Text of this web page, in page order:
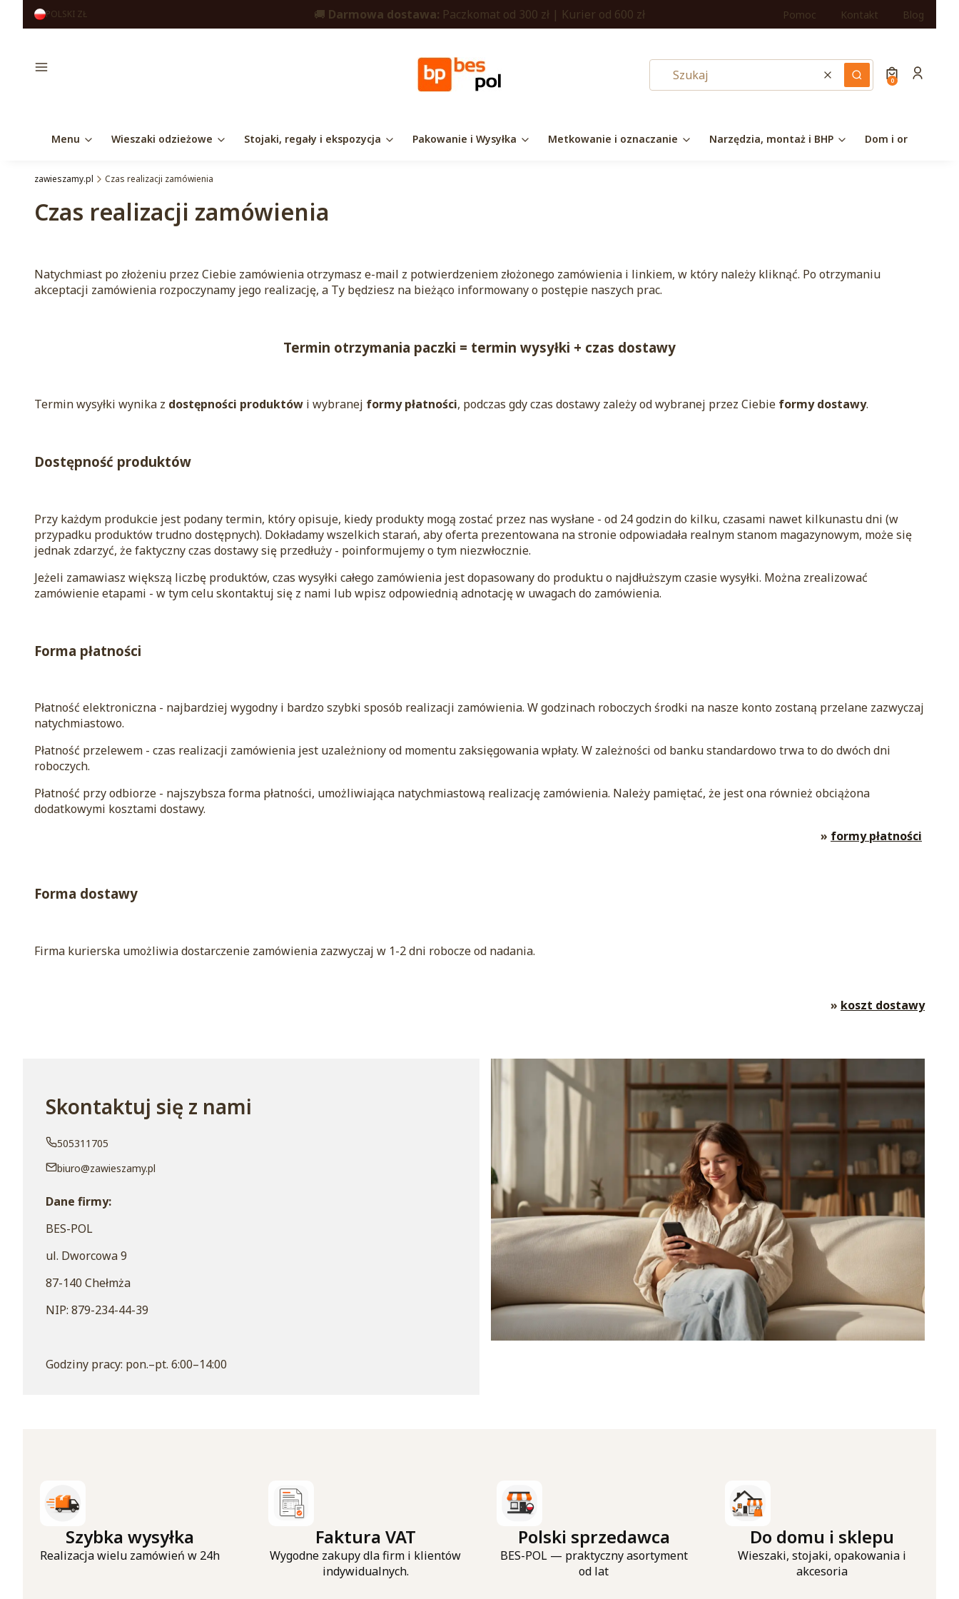
POLSKI ZŁ 🚚 Darmowa dostawa: Paczkomat od 300 zł | Kurier od 600 zł Pomoc Kontakt Blog
Menu
WyczyśćSzukajProdukty w
KoszykZaloguj
Menu Wieszaki odzieżowe Stojaki, regały i ekspozycja Pakowanie i Wysyłka Metkowanie i oznaczanie Narzędzia, montaż i BHP Dom i organizacja
zawieszamy.pl Czas realizacji zamówienia
Czas realizacji zamówienia
Natychmiast po złożeniu przez Ciebie zamówienia otrzymasz e-mail z potwierdzeniem złożonego zamówienia i linkiem, w który należy kliknąć. Po otrzymaniu
akceptacji zamówienia rozpoczynamy jego realizację, a Ty będziesz na bieżąco informowany o postępie naszych prac.
Termin otrzymania paczki = termin wysyłki + czas dostawy
Termin wysyłki wynika z dostępności produktów i wybranej formy płatności, podczas gdy czas dostawy zależy od wybranej przez Ciebie formy dostawy.
Dostępność produktów
Przy każdym produkcie jest podany termin, który opisuje, kiedy produkty mogą zostać przez nas wysłane - od 24 godzin do kilku, czasami nawet kilkunastu dni (w
przypadku produktów trudno dostępnych). Dokładamy wszelkich starań, aby oferta prezentowana na stronie odpowiadała realnym stanom magazynowym, może się
jednak zdarzyć, że faktyczny czas dostawy się przedłuży - poinformujemy o tym niezwłocznie.
Jeżeli zamawiasz większą liczbę produktów, czas wysyłki całego zamówienia jest dopasowany do produktu o najdłuższym czasie wysyłki. Można zrealizować
zamówienie etapami - w tym celu skontaktuj się z nami lub wpisz odpowiednią adnotację w uwagach do zamówienia.
Forma płatności
Płatność elektroniczna - najbardziej wygodny i bardzo szybki sposób realizacji zamówienia. W godzinach roboczych środki na nasze konto zostaną przelane zazwyczaj
natychmiastowo.
Płatność przelewem - czas realizacji zamówienia jest uzależniony od momentu zaksięgowania wpłaty. W zależności od banku standardowo trwa to do dwóch dni
roboczych.
Płatność przy odbiorze - najszybsza forma płatności, umożliwiająca natychmiastową realizację zamówienia. Należy pamiętać, że jest ona również obciążona
dodatkowymi kosztami dostawy.
» formy płatności
Forma dostawy
Firma kurierska umożliwia dostarczenie zamówienia zazwyczaj w 1-2 dni robocze od nadania.
» koszt dostawy
Skontaktuj się z nami
505311705
biuro@zawieszamy.pl
Dane firmy:
BES-POL
ul. Dworcowa 9
87-140 Chełmża
NIP: 879-234-44-39
Godziny pracy: pon.–pt. 6:00–14:00
Szybka wysyłka
Realizacja wielu zamówień w 24h
Faktura VAT
Wygodne zakupy dla firm i klientów
indywidualnych.
Polski sprzedawca
BES-POL — praktyczny asortyment
od lat
Do domu i sklepu
Wieszaki, stojaki, opakowania i
akcesoria